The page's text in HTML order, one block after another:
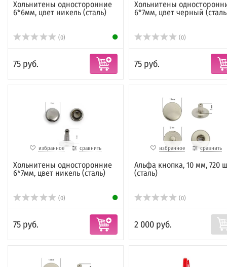
Хольнитены односторонние
6*6мм, цвет никель (сталь)
(0)
75 руб.
Хольнитены
6*7мм, цвет черный
(0)
75 руб.
избранное сравнить
Хольнитены односторонние
6*7мм, цвет никель (сталь)
(0)
75 руб.
избранное сравнить
Альфа кнопка, 10 мм, 720
(сталь)
(0)
2 000 руб.